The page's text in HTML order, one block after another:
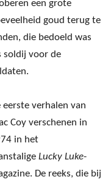
een grote
goud terug te
die bedoeld was
soldij voor de
eerste verhalen van
Coy verschenen in
in het
Lucky Luke-
De reeks, die bij